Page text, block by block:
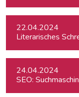
22.04.2024
Literarisches
24.04.2024
SEO: